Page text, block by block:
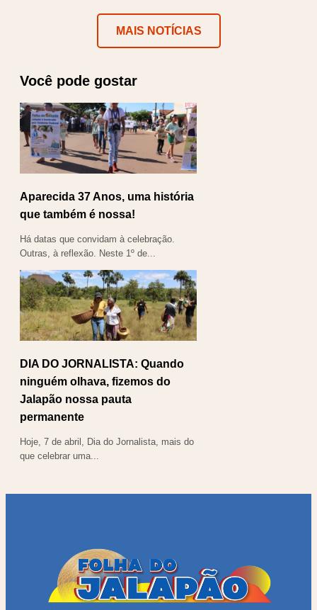
MAIS NOTÍCIAS
Você pode gostar
Aparecida 37 Anos, uma história
que também é nossa!
Há datas que convidam à celebração.
Outras, à reflexão. Neste 1º de...
DIA DO JORNALISTA: Quando
ninguém olhava, fizemos do
Jalapão nossa pauta
permanente
Hoje, 7 de abril, Dia do Jornalista, mais do
que celebrar uma...